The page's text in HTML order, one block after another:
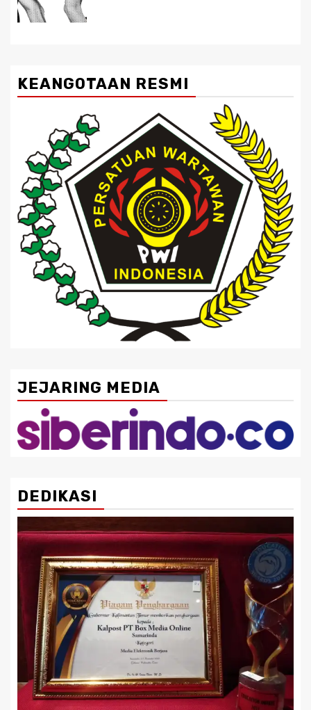
KEANGOTAAN RESMI
JEJARING MEDIA
DEDIKASI